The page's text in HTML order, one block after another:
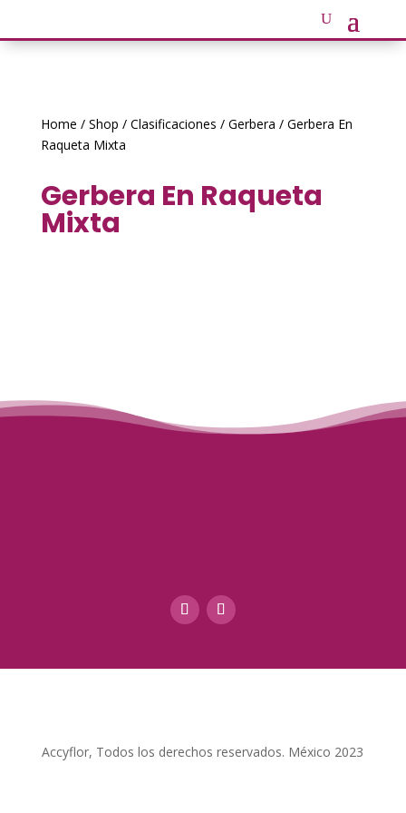
Home / Shop / Clasificaciones / Gerbera / Gerbera En
Raqueta Mixta
Gerbera En Raqueta
Mixta
Accyflor, Todos los derechos reservados. México 2023